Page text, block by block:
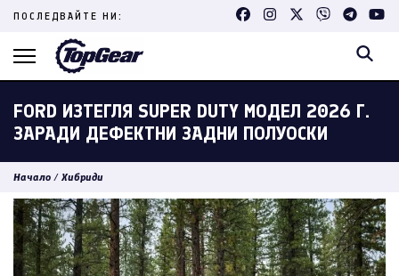
Skip
content
ПОСЛЕДВАЙТЕ НИ:
FORD ИЗТЕГЛЯ SUPER DUTY МОДЕЛ 2026 Г.
ЗАРАДИ ДЕФЕКТНИ ЗАДНИ ПОЛУОСКИ
Начало / Хибриди